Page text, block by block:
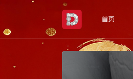
content
首页